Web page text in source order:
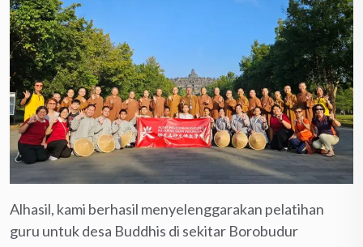
Alhasil, kami berhasil menyelenggarakan pelatihan
guru untuk desa Buddhis di sekitar Borobudur